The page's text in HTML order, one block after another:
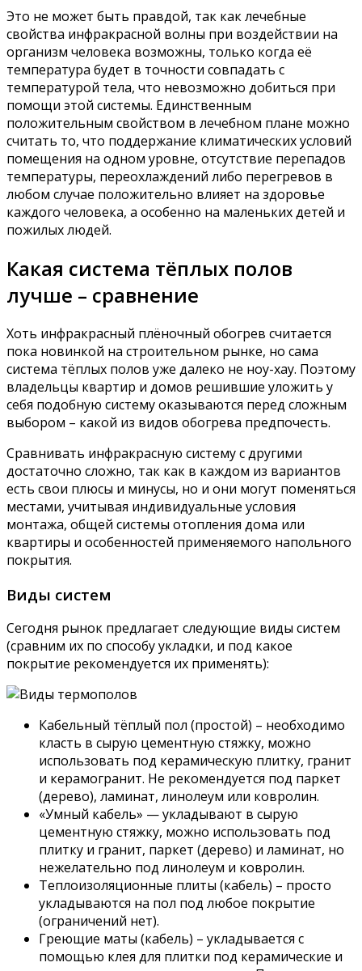
Это не может быть правдой, так как лечебные
свойства инфракрасной волны при воздействии на
организм человека возможны, только когда её
температура будет в точности совпадать с
температурой тела, что невозможно добиться при
помощи этой системы. Единственным
положительным свойством в лечебном плане можно
считать то, что поддержание климатических условий
помещения на одном уровне, отсутствие перепадов
температуры, переохлаждений либо перегревов в
любом случае положительно влияет на здоровье
каждого человека, а особенно на маленьких детей и
пожилых людей.
Какая система тёплых полов
лучше – сравнение
Хоть инфракрасный плёночный обогрев считается
пока новинкой на строительном рынке, но сама
система тёплых полов уже далеко не ноу-хау. Поэтому
владельцы квартир и домов решившие уложить у
себя подобную систему оказываются перед сложным
выбором – какой из видов обогрева предпочесть.
Сравнивать инфракрасную систему с другими
достаточно сложно, так как в каждом из вариантов
есть свои плюсы и минусы, но и они могут поменяться
местами, учитывая индивидуальные условия
монтажа, общей системы отопления дома или
квартиры и особенностей применяемого напольного
покрытия.
Виды систем
Сегодня рынок предлагает следующие виды систем
(сравним их по способу укладки, и под какое
покрытие рекомендуется их применять):
Кабельный тёплый пол (простой) – необходимо
класть в сырую цементную стяжку, можно
использовать под керамическую плитку, гранит
и керамогранит. Не рекомендуется под паркет
(дерево), ламинат, линолеум или ковролин.
«Умный кабель» — укладывают в сырую
цементную стяжку, можно использовать под
плитку и гранит, паркет (дерево) и ламинат, но
нежелательно под линолеум и ковролин.
Теплоизоляционные плиты (кабель) – просто
укладываются на пол под любое покрытие
(ограничений нет).
Греющие маты (кабель) – укладывается с
помощью клея для плитки под керамические и